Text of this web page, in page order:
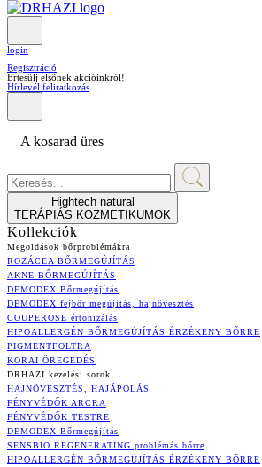
login
Regisztráció
Értesülj elsőnek akcióinkról!
Hírlevél feliratkozás
A kosarad üres
Hightech natural
TERÁPIÁS KOZMETIKUMOK
Kollekciók
Megoldások bőrproblémákra
ROZÁCEA BŐRMEGÚJÍTÁS
AKNE BŐRMEGÚJÍTÁS
DEMODEX Bőrmegújítás
DEMODEX fejbőr megújítás, hajnövesztés
COUPEROSE értonizálás
HIPOALLERGÉN BŐRMEGÚJÍTÁS ÉRZÉKENY BŐRRE
PIGMENTFOLTRA
KORAI ÖREGEDÉS
DRHAZI kezelési sorok
HAJNÖVESZTÉS, HAJÁPOLÁS
FÉNYVÉDŐK ARCRA
FÉNYVÉDŐK TESTRE
DEMODEX Bőrmegújítás
SENSBIO REGENERATING problémás bőrre
HIPOALLERGÉN BŐRMEGÚJÍTÁS ÉRZÉKENY BŐRRE